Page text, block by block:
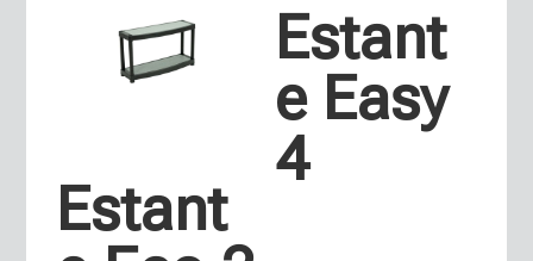
Estant
Estant
e Easy
4